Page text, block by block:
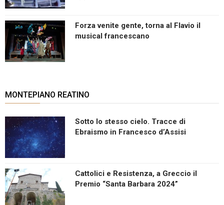
Forza venite gente, torna al Flavio il
musical francescano
MONTEPIANO REATINO
Sotto lo stesso cielo. Tracce di
Ebraismo in Francesco d’Assisi
Cattolici e Resistenza, a Greccio il
Premio “Santa Barbara 2024”